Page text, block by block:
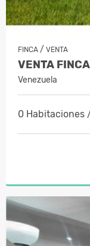
FINCA / VENTA
Venezuela
0 Habitaciones